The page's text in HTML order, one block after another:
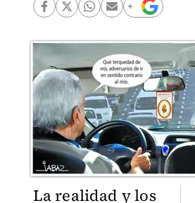
La realidad y los